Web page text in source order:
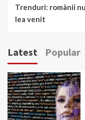
Trenduri: românii
lea venit
Latest Popular